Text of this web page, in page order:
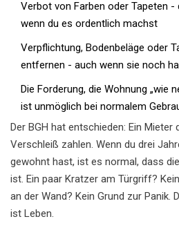
Verbot von Farben oder Tapeten
wenn du es ordentlich machst
Verpflichtung, Bodenbeläge oder
entfernen - auch wenn sie noch
Die Forderung, die Wohnung „wie
ist unmöglich bei normalem
Der BGH hat entschieden: Ein
Verschleiß zahlen. Wenn du drei
gewohnt hast, ist es normal, dass
ist. Ein paar Kratzer am Türgriff?
an der Wand? Kein Grund zur Panik.
ist Leben.